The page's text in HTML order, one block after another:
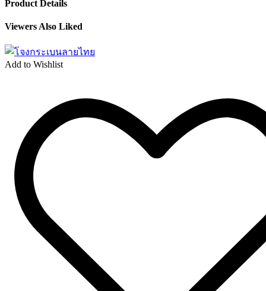
Product Details
Viewers Also Liked
Add to Wishlist